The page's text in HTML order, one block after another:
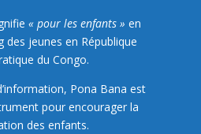
« pour les enfants » en
des jeunes en République
du Congo.
Pona Bana est
pour encourager la
des enfants.